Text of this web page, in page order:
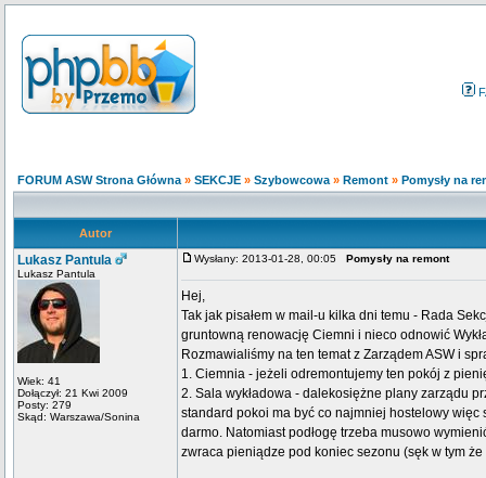
FORUM ASW Strona Główna » SEKCJE » Szybowcowa » Remont » Pomysły na
Autor
Lukasz Pantula
Lukasz Pantula
Wiek: 41
Dołączył: 21 Kwi 2009
Posty: 279
Skąd: Warszawa/Sonina
Wysłany: 2013-01-28, 00:05 Pomysły na remont
Hej,
Tak jak pisałem w mail-u kilka dni temu - Rada
gruntowną renowację Ciemni i nieco odnowić
Rozmawialiśmy na ten temat z Zarządem ASW i
1. Ciemnia - jeżeli odremontujemy ten pokój z
2. Sala wykładowa - dalekosiężne plany zarządu
standard pokoi ma być co najmniej hostelowy więc
darmo. Natomiast podłogę trzeba musowo
zwraca pieniądze pod koniec sezonu (sęk w tym